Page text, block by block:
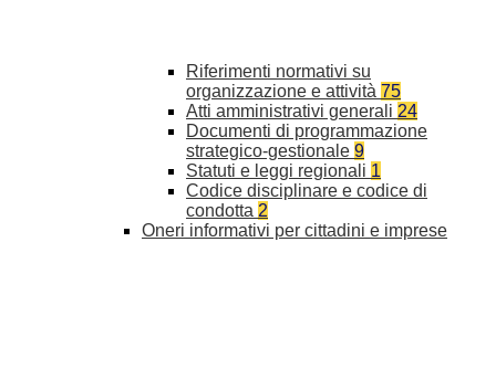
Riferimenti normativi su
organizzazione e attività 75
Atti amministrativi generali 24
Documenti di programmazione
strategico-gestionale 9
Statuti e leggi regionali 1
Codice disciplinare e codice di
condotta 2
Oneri informativi per cittadini e imprese